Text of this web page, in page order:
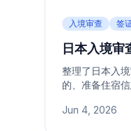
入境审查 签
日本入境审
整理了日本入
的、准备住宿
Jun 4, 2026